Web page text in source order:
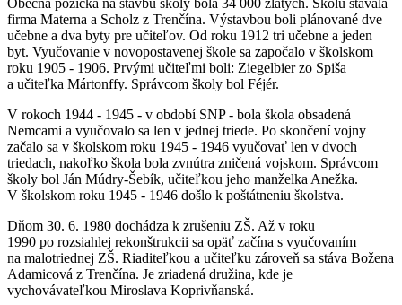
firma Materna a Scholz z Trenčína. Výstavbou boli plánované dve
učebne a dva byty pre učiteľov. Od roku 1912 tri učebne a jeden
byt. Vyučovanie v novopostavenej škole sa započalo v školskom
roku 1905 - 1906. Prvými učiteľmi boli: Ziegelbier zo Spiša
a učiteľka Mártonffy. Správcom školy bol Féjér.
V rokoch 1944 - 1945 - v období SNP - bola škola obsadená
Nemcami a vyučovalo sa len v jednej triede. Po skončení vojny
začalo sa v školskom roku 1945 - 1946 vyučovať len v dvoch
triedach, nakoľko škola bola zvnútra zničená vojskom. Správcom
školy bol Ján Múdry-Šebík, učiteľkou jeho manželka Anežka.
V školskom roku 1945 - 1946 došlo k poštátneniu školstva.
Dňom 30. 6. 1980 dochádza k zrušeniu ZŠ. Až v roku
1990 po rozsiahlej rekonštrukcii sa opäť začína s vyučovaním
na malotriednej ZŠ. Riaditeľkou a učiteľku zároveň sa stáva Božena
Adamicová z Trenčína. Je zriadená družina, kde je
vychovávateľkou Miroslava Koprivňanská.